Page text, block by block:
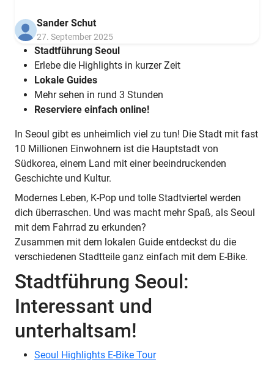
Sander Schut
27. September 2025
Stadtführung Seoul
Erlebe die Highlights in kurzer Zeit
Lokale Guides
Mehr sehen in rund 3 Stunden
Reserviere einfach online!
In Seoul gibt es unheimlich viel zu tun! Die Stadt mit fast
10 Millionen Einwohnern ist die Hauptstadt von
Südkorea, einem Land mit einer beeindruckenden
Geschichte und Kultur.
Modernes Leben, K-Pop und tolle Stadtviertel werden
dich überraschen. Und was macht mehr Spaß, als Seoul
mit dem Fahrrad zu erkunden?
Zusammen mit dem lokalen Guide entdeckst du die
verschiedenen Stadtteile ganz einfach mit dem E-Bike.
Stadtführung Seoul:
Interessant und
unterhaltsam!
Seoul Highlights E-Bike Tour